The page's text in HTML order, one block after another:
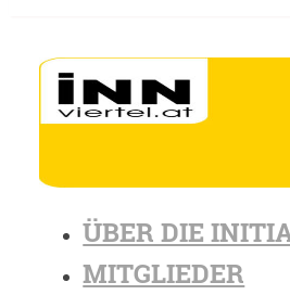
ÜBER DIE
MITGLIEDER